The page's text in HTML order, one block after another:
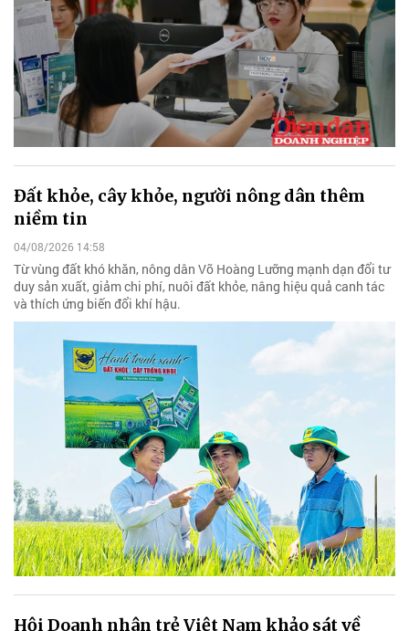
Đất khỏe, cây khỏe, người nông dân thêm
niềm tin
04/08/2026 14:58
Từ vùng đất khó khăn, nông dân Võ Hoàng Lưỡng mạnh dạn đổi tư
duy sản xuất, giảm chi phí, nuôi đất khỏe, nâng hiệu quả canh tác
và thích ứng biến đổi khí hậu.
Hội Doanh nhân trẻ Việt Nam khảo sát về